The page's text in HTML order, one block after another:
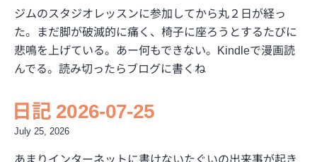
ジムのスタジオレッスンに参加してから丸２日が経っ
た。まだ脚が破滅的に痛く、椅子に座ろうとするたびに
悲鳴を上げている。あー何もできない。Kindleで漫画読
んでる。読み切ったらブログに書くね
日記 2026-07-25
July 25, 2026
あまりインターネットに書けないたぐいの出来事が起き